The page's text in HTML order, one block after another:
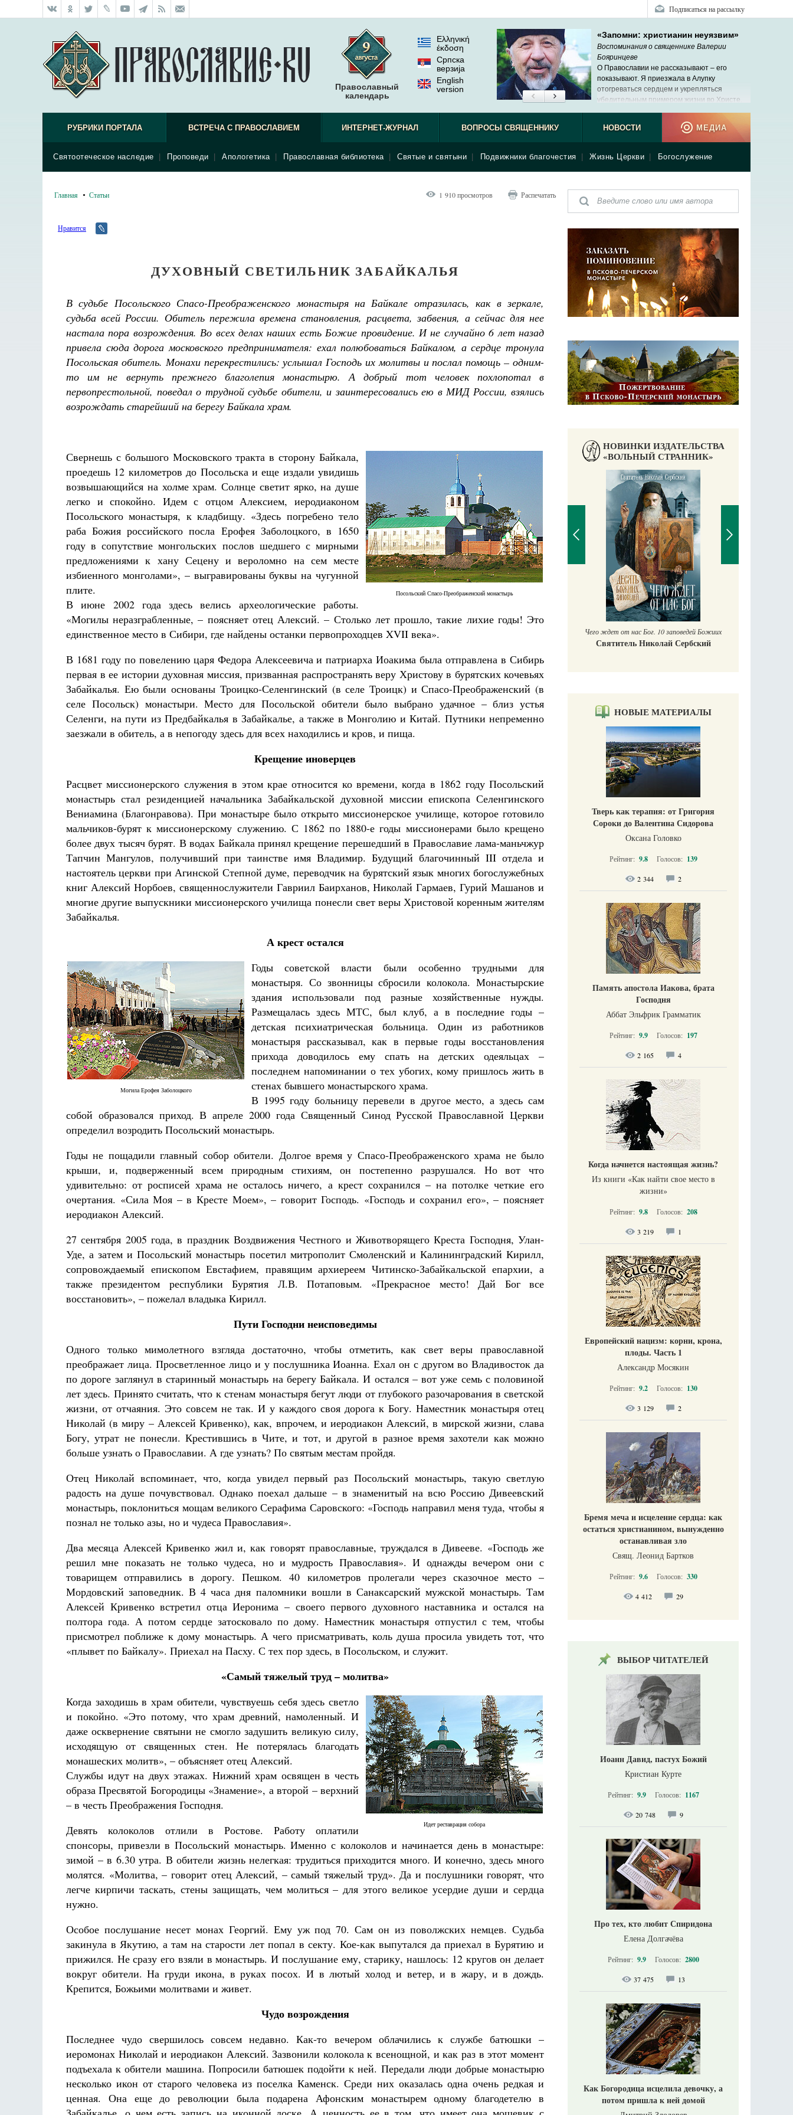
Подписаться на рассылку
Православный
календарь
Ελληνική
έκδοση
Српска
верзиjа
English
version
«Запомни: христианин неуязвим»
Воспоминания о священнике Валерии
Бояринцеве
О Православии не рассказывают ‒ его
показывают. Я приезжала в Алупку
отогреваться сердцем и укрепляться
убедительным примером жизни во Христе.
РУБРИКИ ПОРТАЛА ВСТРЕЧА С ПРАВОСЛАВИЕМ
Святоотеческое наследие Проповеди Апологетика Православная библиотека Святые и святыни Подвижники благочестия Жизнь Церкви Богослужение
ИНТЕРНЕТ-ЖУРНАЛ ВОПРОСЫ СВЯЩЕННИКУ НОВОСТИ МЕДИА
Главная Статьи 1 910 просмотров Распечатать
Нравится
ДУХОВНЫЙ СВЕТИЛЬНИК ЗАБАЙКАЛЬЯ
В судьбе Посольского Спасо-Преображенского монастыря на Байкале отразилась, как в зеркале,
судьба всей России. Обитель пережила времена становления, расцвета, забвения, а сейчас для нее
настала пора возрождения. Во всех делах наших есть Божие провидение. И не случайно 6 лет назад
привела сюда дорога московского предпринимателя: ехал полюбоваться Байкалом, а сердце тронула
Посольская обитель. Монахи перекрестились: услышал Господь их молитвы и послал помощь – одним-
то им не вернуть прежнего благолепия монастырю. А добрый тот человек похлопотал в
первопрестольной, поведал о трудной судьбе обители, и заинтересовались ею в МИД России, взялись
возрождать старейший на берегу Байкала храм.
Посольский Спасо-Преображенский монастырь
Свернешь с большого Московского тракта в сторону Байкала,
проедешь 12 километров до Посольска и еще издали увидишь
возвышающийся на холме храм. Солнце светит ярко, на душе
легко и спокойно. Идем с отцом Алексием, иеродиаконом
Посольского монастыря, к кладбищу. «Здесь погребено тело
раба Божия российского посла Ерофея Заболоцкого, в 1650
году в сопутствие монгольских послов шедшего с мирными
предложениями к хану Сецену и вероломно на сем месте
избиенного монголами», – выгравированы буквы на чугунной
плите.
В июне 2002 года здесь велись археологические работы.
«Могилы неразграбленные, – поясняет отец Алексий. – Столько лет прошло, такие лихие годы! Это
единственное место в Сибири, где найдены останки первопроходцев XVII века».
В 1681 году по повелению царя Федора Алексеевича и патриарха Иоакима была отправлена в Сибирь
первая в ее истории духовная миссия, призванная распространять веру Христову в бурятских кочевьях
Забайкалья. Ею были основаны Троицко-Селенгинский (в селе Троицк) и Спасо-Преображенский (в
селе Посольск) монастыри. Место для Посольской обители было выбрано удачное – близ устья
Селенги, на пути из Предбайкалья в Забайкалье, а также в Монголию и Китай. Путники непременно
заезжали в обитель, а в непогоду здесь для всех находились и кров, и пища.
Крещение иноверцев
Расцвет миссионерского служения в этом крае относится ко времени, когда в 1862 году Посольский
монастырь стал резиденцией начальника Забайкальской духовной миссии епископа Селенгинского
Вениамина (Благонравова). При монастыре было открыто миссионерское училище, которое готовило
мальчиков-бурят к миссионерскому служению. С 1862 по 1880-е годы миссионерами было крещено
более двух тысяч бурят. В водах Байкала принял крещение перешедший в Православие лама-маньчжур
Тапчин Мангулов, получивший при таинстве имя Владимир. Будущий благочинный III отдела и
настоятель церкви при Агинской Степной думе, переводчик на бурятский язык многих богослужебных
книг Алексий Норбоев, священнослужители Гавриил Баирханов, Николай Гармаев, Гурий Машанов и
многие другие выпускники миссионерского училища понесли свет веры Христовой коренным жителям
Забайкалья.
А крест остался
Могила Ерофея Заболоцкого
Годы советской власти были особенно трудными для
монастыря. Со звонницы сбросили колокола. Монастырские
здания использовали под разные хозяйственные нужды.
Размещалась здесь МТС, был клуб, а в последние годы –
детская психиатрическая больница. Один из работников
монастыря рассказывал, как в первые годы восстановления
прихода доводилось ему спать на детских одеяльцах –
последнем напоминании о тех убогих, кому пришлось жить в
стенах бывшего монастырского храма.
В 1995 году больницу перевели в другое место, а здесь сам
собой образовался приход. В апреле 2000 года Священный Синод Русской Православной Церкви
определил возродить Посольский монастырь.
Годы не пощадили главный собор обители. Долгое время у Спасо-Преображенского храма не было
крыши, и, подверженный всем природным стихиям, он постепенно разрушался. Но вот что
удивительно: от росписей храма не осталось ничего, а крест сохранился – на потолке четкие его
очертания. «Сила Моя – в Кресте Моем», – говорит Господь. «Господь и сохранил его», – поясняет
иеродиакон Алексий.
27 сентября 2005 года, в праздник Воздвижения Честного и Животворящего Креста Господня, Улан-
Уде, а затем и Посольский монастырь посетил митрополит Смоленский и Калининградский Кирилл,
сопровождаемый епископом Евстафием, правящим архиереем Читинско-Забайкальской епархии, а
также президентом республики Бурятия Л.В. Потаповым. «Прекрасное место! Дай Бог все
восстановить», – пожелал владыка Кирилл.
Пути Господни неисповедимы
Одного только мимолетного взгляда достаточно, чтобы отметить, как свет веры православной
преображает лица. Просветленное лицо и у послушника Иоанна. Ехал он с другом во Владивосток да
по дороге заглянул в старинный монастырь на берегу Байкала. И остался – вот уже семь с половиной
лет здесь. Принято считать, что к стенам монастыря бегут люди от глубокого разочарования в светской
жизни, от отчаяния. Это совсем не так. И у каждого своя дорога к Богу. Наместник монастыря отец
Николай (в миру – Алексей Кривенко), как, впрочем, и иеродиакон Алексий, в мирской жизни, слава
Богу, утрат не понесли. Крестившись в Чите, и тот, и другой в разное время захотели как можно
больше узнать о Православии. А где узнать? По святым местам пройдя.
Отец Николай вспоминает, что, когда увидел первый раз Посольский монастырь, такую светлую
радость на душе почувствовал. Однако поехал дальше – в знаменитый на всю Россию Дивеевский
монастырь, поклониться мощам великого Серафима Саровского: «Господь направил меня туда, чтобы я
познал не только азы, но и чудеса Православия».
Два месяца Алексей Кривенко жил и, как говорят православные, труждался в Дивееве. «Господь же
решил мне показать не только чудеса, но и мудрость Православия». И однажды вечером они с
товарищем отправились в дорогу. Пешком. 40 километров пролегали через сказочное место –
Мордовский заповедник. В 4 часа дня паломники вошли в Санаксарский мужской монастырь. Там
Алексей Кривенко встретил отца Иеронима – своего первого духовного наставника и остался на
полтора года. А потом сердце затосковало по дому. Наместник монастыря отпустил с тем, чтобы
присмотрел поближе к дому монастырь. А чего присматривать, коль душа просила увидеть тот, что
«плывет по Байкалу». Приехал на Пасху. С тех пор здесь, в Посольском, и служит.
«Самый тяжелый труд – молитва»
Идет реставрация собора
Когда заходишь в храм обители, чувствуешь себя здесь светло
и покойно. «Это потому, что храм древний, намоленный. И
даже осквернение святыни не смогло задушить великую силу,
исходящую от священных стен. Не потерялась благодать
монашеских молитв», – объясняет отец Алексий.
Службы идут на двух этажах. Нижний храм освящен в честь
образа Пресвятой Богородицы «Знамение», а второй – верхний
– в честь Преображения Господня.
Девять колоколов отлили в Ростове. Работу оплатили
спонсоры, привезли в Посольский монастырь. Именно с колоколов и начинается день в монастыре:
зимой – в 6.30 утра. В обители жизнь нелегкая: трудиться приходится много. И конечно, здесь много
молятся. «Молитва, – говорит отец Алексий, – самый тяжелый труд». Да и послушники говорят, что
легче кирпичи таскать, стены защищать, чем молиться – для этого великое усердие души и сердца
нужно.
Особое послушание несет монах Георгий. Ему уж под 70. Сам он из поволжских немцев. Судьба
закинула в Якутию, а там на старости лет попал в секту. Кое-как выпутался да приехал в Бурятию и
прижился. Не сразу его взяли в монастырь. И послушание ему, старику, нашлось: 12 кругов он делает
вокруг обители. На груди икона, в руках посох. И в лютый холод и ветер, и в жару, и в дождь.
Крепится, Божьими молитвами и живет.
Чудо возрождения
Последнее чудо свершилось совсем недавно. Как-то вечером облачились к службе батюшки –
иеромонах Николай и иеродиакон Алексий. Зазвонили колокола к всенощной, и как раз в этот момент
подъехала к обители машина. Попросили батюшек подойти к ней. Передали люди добрые монастырю
несколько икон от старого человека из поселка Каменск. Среди них оказалась одна очень редкая и
ценная. Она еще до революции была подарена Афонским монастырем одному благодетелю в
НОВИНКИ ИЗДАТЕЛЬСТВА
«ВОЛЬНЫЙ СТРАННИК»
Разлуки не будет
Фредерика де Грааф Как найти своё место в жизни
Кирилл Мурышев
Роман Котов Чего ждет от нас Бог. 10 заповедей Божиих
Святитель Николай Сербский
НОВЫЕ МАТЕРИАЛЫ
Тверь как терапия: от Григория
Сороки до Валентина Сидорова
Оксана Головко
Рейтинг: 9.8 Голосов: 139
2 344 2
Память апостола Иакова, брата
Господня
Аббат Эльфрик Грамматик
Рейтинг: 9.9 Голосов: 197
2 165 4
Когда начнется настоящая жизнь?
Из книги «Как найти свое место в
жизни​»
Рейтинг: 9.8 Голосов: 208
3 219 1
Европейский нацизм: корни, крона,
плоды. Часть 1
Александр Мосякин
Рейтинг: 9.2 Голосов: 130
3 129 2
Бремя меча и исцеление сердца: как
остаться христианином, вынужденно
останавливая зло
Свящ. Леонид Бартков
Рейтинг: 9.6 Голосов: 330
4 412 29
ВЫБОР ЧИТАТЕЛЕЙ
Иоанн Давид, пастух Божий
Кристиан Курте
Рейтинг: 9.9 Голосов: 1167
20 748 9
Про тех, кто любит Спиридона
Елена Долгачёва
Рейтинг: 9.9 Голосов: 2800
37 475 13
Как Богородица исцелила девочку, а
потом пришла к ней домой